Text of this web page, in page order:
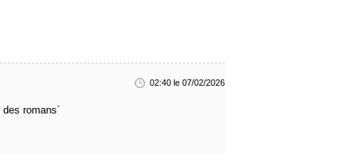
02:40 le 07/02/2026
romans´